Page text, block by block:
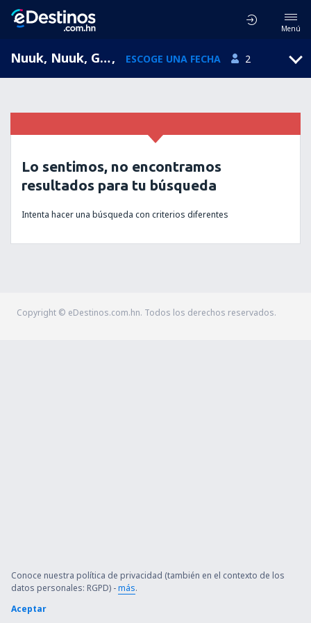
Menú
Nuuk, Nuuk, Groenlandia (GOH), ESCOGE UNA FECHA 2
Lo sentimos, no encontramos
resultados para tu búsqueda
Intenta hacer una búsqueda con criterios diferentes
Copyright © eDestinos.com.hn. Todos los derechos reservados.
Conoce nuestra política de privacidad (también en el contexto de los
datos personales: RGPD) -más.
Aceptar